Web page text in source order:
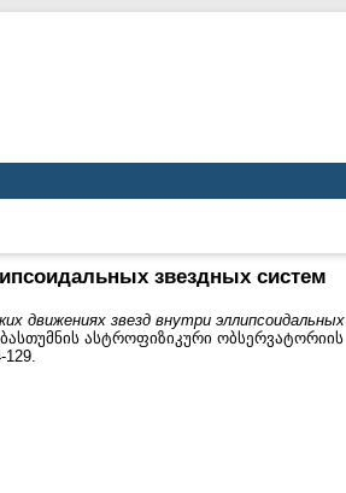
звездных систем
движениях звезд внутри эллипсоидальных
ასტროფიზიკური ობსერვატორიის